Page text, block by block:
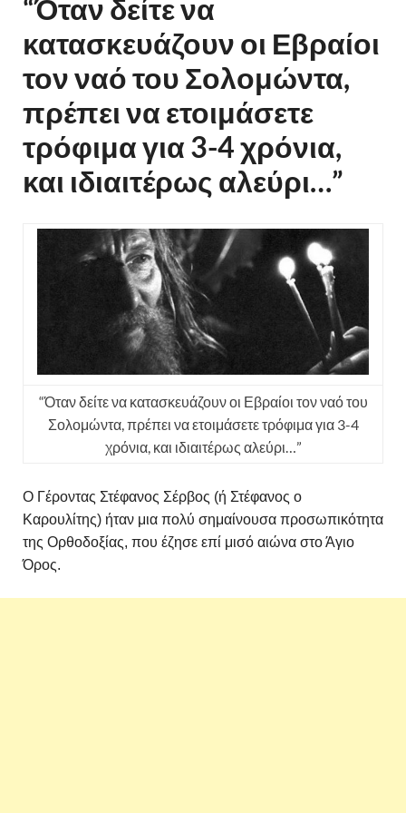
“Όταν δείτε να
κατασκευάζουν οι Εβραίοι
τον ναό του Σολομώντα,
πρέπει να ετοιμάσετε
τρόφιμα για 3-4 χρόνια,
και ιδιαιτέρως αλεύρι…”
“Όταν δείτε να κατασκευάζουν οι Εβραίοι τον ναό του
Σολομώντα, πρέπει να ετοιμάσετε τρόφιμα για 3-4
χρόνια, και ιδιαιτέρως αλεύρι…”
Ο Γέροντας Στέφανος Σέρβος (ή Στέφανος ο
Καρουλίτης) ήταν μια πολύ σημαίνουσα προσωπικότητα
της Ορθοδοξίας, που έζησε επί μισό αιώνα στο Άγιο
Όρος.